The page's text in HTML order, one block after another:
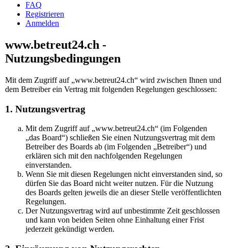
FAQ
Registrieren
Anmelden
www.betreut24.ch -
Nutzungsbedingungen
Mit dem Zugriff auf „www.betreut24.ch“ wird zwischen Ihnen und
dem Betreiber ein Vertrag mit folgenden Regelungen geschlossen:
1. Nutzungsvertrag
Mit dem Zugriff auf „www.betreut24.ch“ (im Folgenden
„das Board“) schließen Sie einen Nutzungsvertrag mit dem
Betreiber des Boards ab (im Folgenden „Betreiber“) und
erklären sich mit den nachfolgenden Regelungen
einverstanden.
Wenn Sie mit diesen Regelungen nicht einverstanden sind, so
dürfen Sie das Board nicht weiter nutzen. Für die Nutzung
des Boards gelten jeweils die an dieser Stelle veröffentlichten
Regelungen.
Der Nutzungsvertrag wird auf unbestimmte Zeit geschlossen
und kann von beiden Seiten ohne Einhaltung einer Frist
jederzeit gekündigt werden.